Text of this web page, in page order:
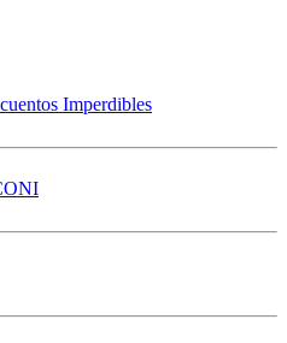
Imperdibles